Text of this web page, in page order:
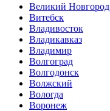
Великий Новгород
Витебск
Владивосток
Владикавказ
Владимир
Волгоград
Волгодонск
Волжский
Вологда
Воронеж